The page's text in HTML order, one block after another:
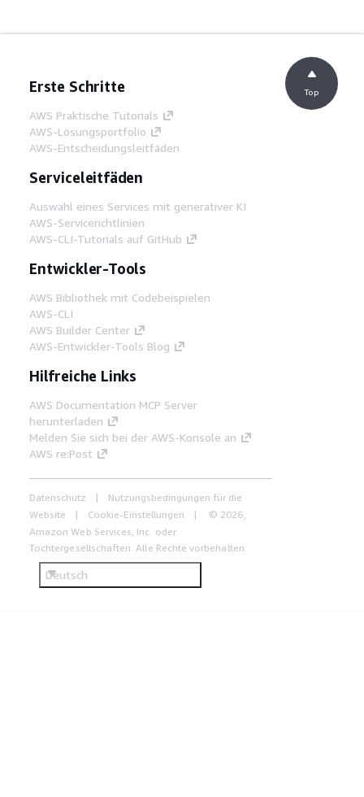
Erste Schritte
AWS Praktische Tutorials
AWS-Lösungsportfolio
AWS-Entscheidungsleitfäden
Serviceleitfäden
Auswahl eines Services mit generativer KI
AWS-Servicerichtlinien
AWS-CLI-Tutorials auf GitHub
Entwickler-Tools
AWS Bibliothek mit Codebeispielen
AWS-CLI
AWS Builder Center
AWS-Entwickler-Tools Blog
Hilfreiche Links
AWS Documentation MCP Server
herunterladen
Melden Sie sich bei der AWS-Konsole an
AWS re:Post
Datenschutz
Nutzungsbedingungen für die
Website
Cookie-Einstellungen
© 2026,
Amazon Web Services, Inc. oder
Tochtergesellschaften. Alle Rechte vorbehalten.
Deutsch
Top